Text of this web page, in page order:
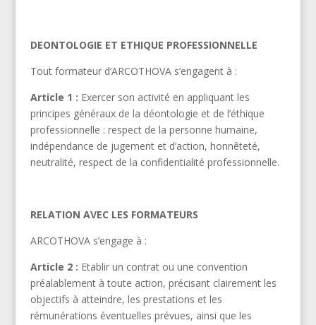
DEONTOLOGIE ET ETHIQUE PROFESSIONNELLE
Tout formateur d’ARCOTHOVA s’engagent à :
Article 1 : Exercer son activité en appliquant les
principes généraux de la déontologie et de l’éthique
professionnelle : respect de la personne humaine,
indépendance de jugement et d’action, honnêteté,
neutralité, respect de la confidentialité professionnelle.
RELATION AVEC LES FORMATEURS
ARCOTHOVA s’engage à :
Article 2 : Etablir un contrat ou une convention
préalablement à toute action, précisant clairement les
objectifs à atteindre, les prestations et les
rémunérations éventuelles prévues, ainsi que les